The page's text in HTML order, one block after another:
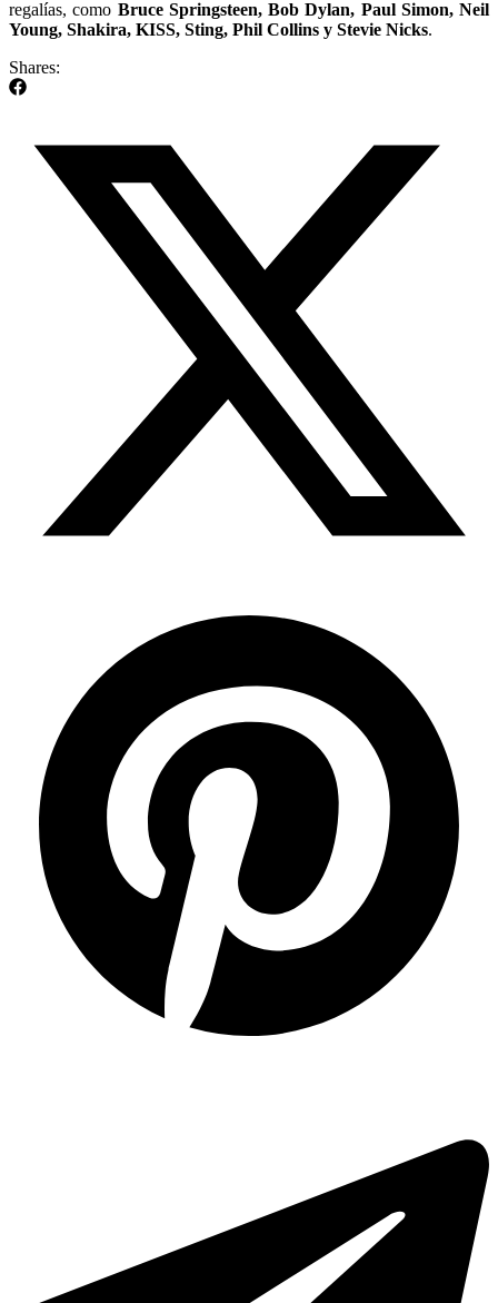
regalías, como Bruce Springsteen, Bob Dylan, Paul Simon, Neil
Young, Shakira, KISS, Sting, Phil Collins y Stevie Nicks.
Shares: